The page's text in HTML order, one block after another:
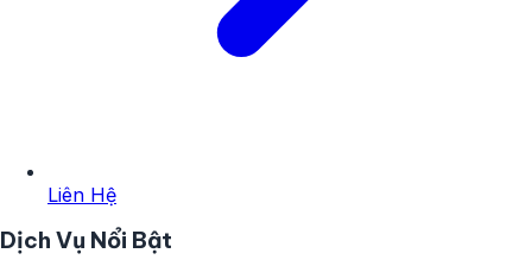
Liên Hệ
Dịch Vụ Nổi Bật